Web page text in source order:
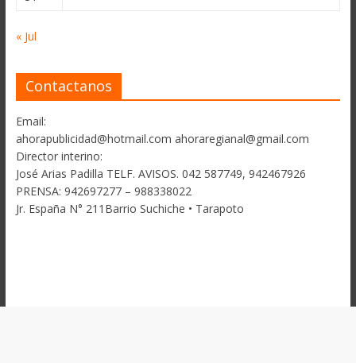
« Jul
Contactanos
Email:
ahorapublicidad@hotmail.com ahoraregianal@gmail.com
Director interino:
José Arias Padilla TELF. AVISOS. 042 587749, 942467926
PRENSA: 942697277 – 988338022
Jr. España N° 211Barrio Suchiche • Tarapoto